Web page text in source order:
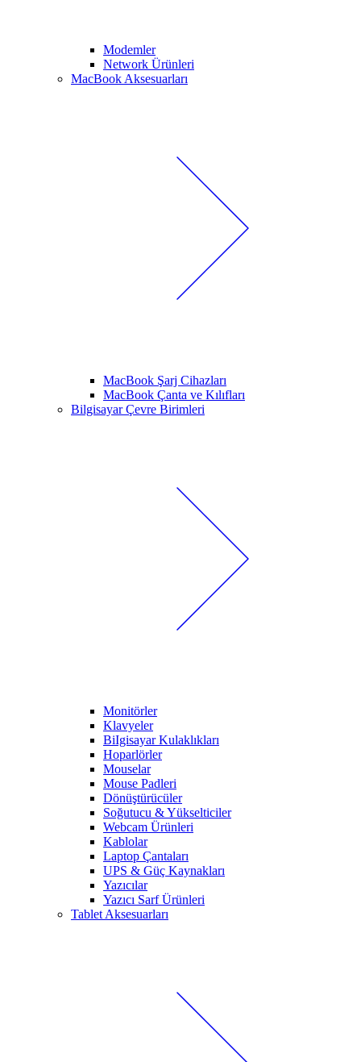
Modemler
Network Ürünleri
MacBook Aksesuarları
MacBook Şarj Cihazları
MacBook Çanta ve Kılıfları
Bilgisayar Çevre Birimleri
Monitörler
Klavyeler
BiIgisayar Kulaklıkları
Hoparlörler
Mouselar
Mouse Padleri
Dönüştürücüler
Soğutucu & Yükselticiler
Webcam Ürünleri
Kablolar
Laptop Çantaları
UPS & Güç Kaynakları
Yazıcılar
Yazıcı Sarf Ürünleri
Tablet Aksesuarları